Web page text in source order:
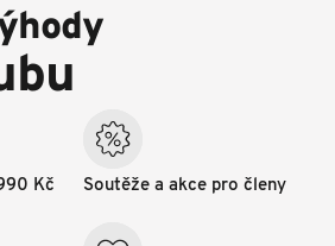
Kč Soutěže a akce pro členy